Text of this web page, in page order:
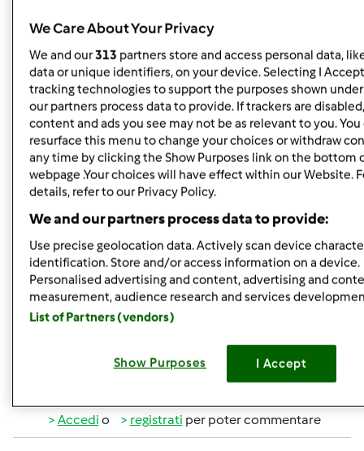
coccolare
Eccoci immortalate nel momento del passa-pasta-
madre
Adesso Consta mi raccomando!!! Tienici informate sulle
tue prove
wowowowwwww che emozione... io ho vissuto la
consegna a 300km di distanza ma quasi dal vivo (deo ex
machina il cellulare......) e ho anche sentito per la prima
volta la viva voce di Constantina!!!!!!!! Questa centenaria è
piena di attenzioni da tantissimi fans!!!!! Un bacione alla
spacciatrice di genuinità cin e uno alla dolcissima Consta
8che è una gran bella figlila e ha una voce splendida).....
Accedi o registrati per poter commentare
We Care About Your Privacy
We and our313 partners store and access personal data,
data or unique identifiers, on your device. Selecting I
tracking technologies to support the purposes shown
our partners process data to provide. If trackers are
content and ads you see may not be as relevant to you. You
resurface this menu to change your choices or withdraw
any time by clicking the Show Purposes link on the bottom
webpage .Your choices will have effect within our Website.
details, refer to our Privacy Policy.
We and our partners process data to provide:
Use precise geolocation data. Actively scan device
identification. Store and/or access information on a device.
Personalised advertising and content, advertising and
measurement, audience research and services
List of Partners (vendors)
Show Purposes I Accept